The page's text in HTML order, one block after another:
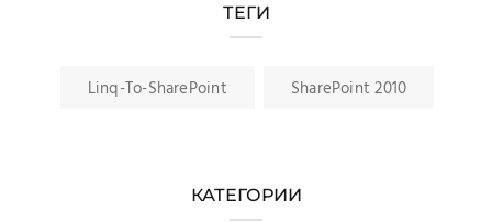
ТЕГИ
Linq-To-SharePoint SharePoint 2010
КАТЕГОРИИ